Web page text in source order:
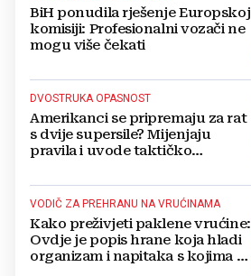
BiH ponudila rješenje Europskoj
komisiji: Profesionalni vozači ne
mogu više čekati
DVOSTRUKA OPASNOST
Amerikanci se pripremaju za rat
s dvije supersile? Mijenjaju
pravila i uvode taktičko
VODIČ ZA PREHRANU NA VRUĆINAMA
Kako preživjeti paklene vrućine:
Ovdje je popis hrane koja hladi
organizam i napitaka s kojima si